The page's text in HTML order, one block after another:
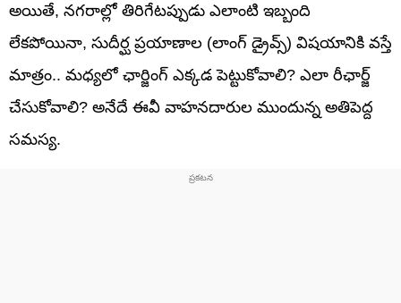
అయితే, నగరాల్లో తిరిగేటప్పుడు ఎలాంటి ఇబ్బంది
లేకపోయినా, సుదీర్ఘ ప్రయాణాల (లాంగ్ డ్రైవ్స్) విషయానికి వస్తే
మాత్రం.. మధ్యలో ఛార్జింగ్ ఎక్కడ పెట్టుకోవాలి? ఎలా రీఛార్జ్
చేసుకోవాలి? అనేదే ఈవీ వాహనదారుల ముందున్న అతిపెద్ద
సమస్య.